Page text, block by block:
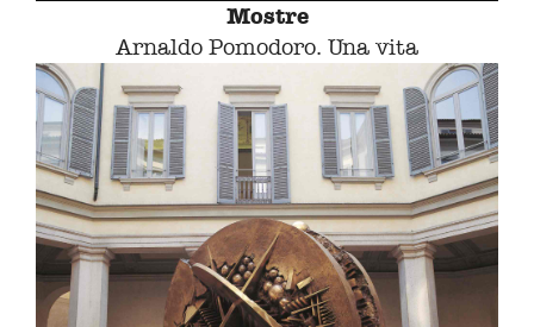
Mostre
Arnaldo Pomodoro. Una vita